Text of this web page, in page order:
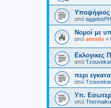
Υποψήφιος
από aggelosPH
Νομοί με
από anestis »
Εκλογικες
από
περι
από
Υπ.
από